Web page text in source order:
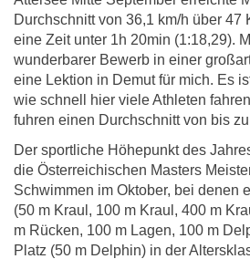
Durchschnitt von 36,1 km/h über 47
eine Zeit unter 1h 20min (1:18,29).
wunderbarer Bewerb in einer
eine Lektion in Demut für mich. Es
wie schnell hier viele Athleten
fuhren einen Durchschnitt von bis
Der sportliche Höhepunkt des
die Österreichischen Masters
Schwimmen im Oktober, bei denen
(50 m Kraul, 100 m Kraul, 400 m
m Rücken, 100 m Lagen, 100 m
Platz (50 m Delphin) in der